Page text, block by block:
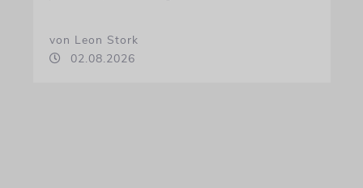
von Leon Stork
02.08.2026